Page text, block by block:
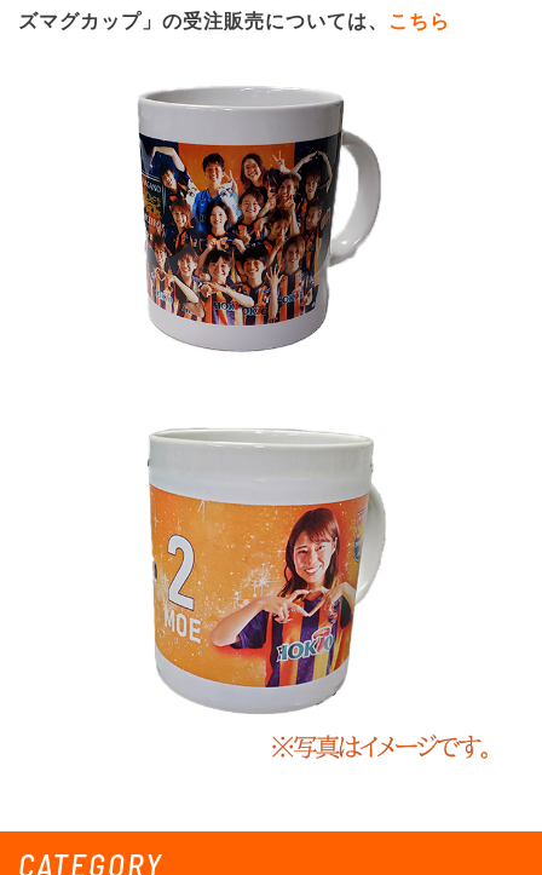
CATEGORY
ズマグカップ」の受注販売については、 こちら